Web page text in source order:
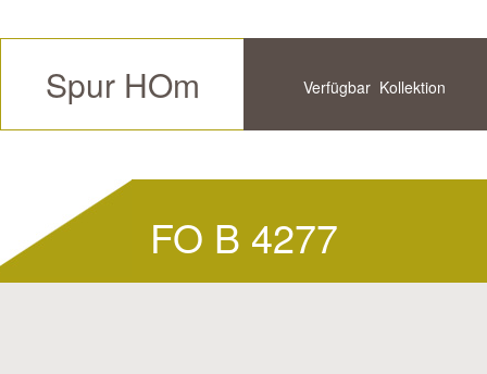
Spur HOm Verfügbar Kollektion
FO B 4277